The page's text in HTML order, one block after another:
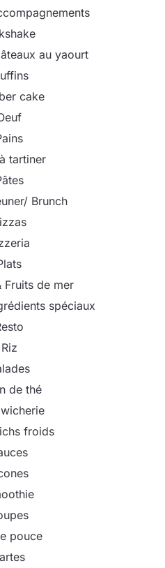
au yaourt
cake
tartiner
Brunch
Fruits de mer
spéciaux
Riz
de thé
froids
pouce